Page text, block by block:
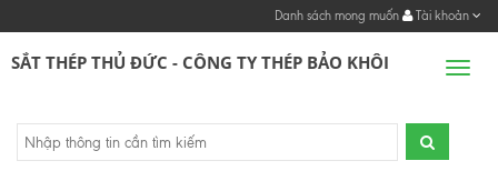
Danh sách mong muốn Tài khoản
SẮT THÉP THỦ ĐỨC - CÔNG TY THÉP BẢO KHÔI